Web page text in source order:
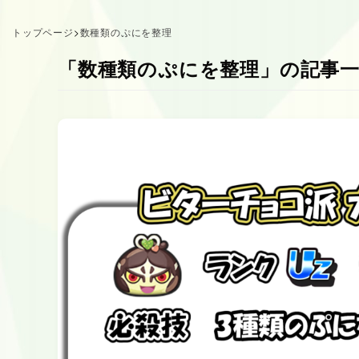
トップページ>数種類のぷにを整理
「数種類のぷにを整理」の記事